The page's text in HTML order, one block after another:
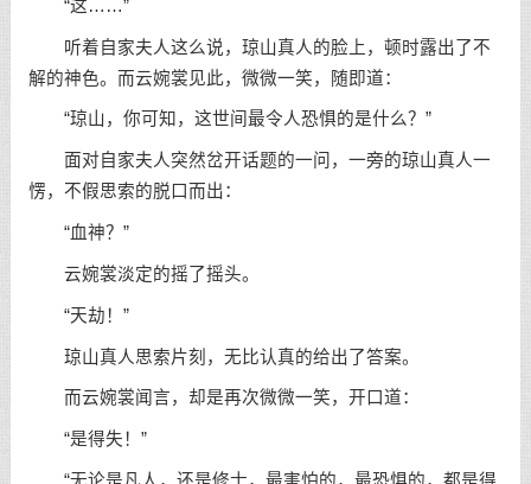
“这……”
听着自家夫人这么说，琼山真人的脸上，顿时露出了不
解的神色。而云婉裳见此，微微一笑，随即道：
“琼山，你可知，这世间最令人恐惧的是什么？”
面对自家夫人突然岔开话题的一问，一旁的琼山真人一
愣，不假思索的脱口而出：
“血神？”
云婉裳淡定的摇了摇头。
“天劫！”
琼山真人思索片刻，无比认真的给出了答案。
而云婉裳闻言，却是再次微微一笑，开口道：
“是得失！”